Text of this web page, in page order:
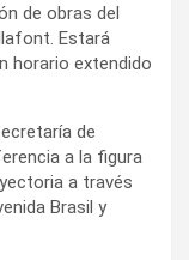
de obras del
Estará
horario extendido
de
a la figura
a través
Brasil y